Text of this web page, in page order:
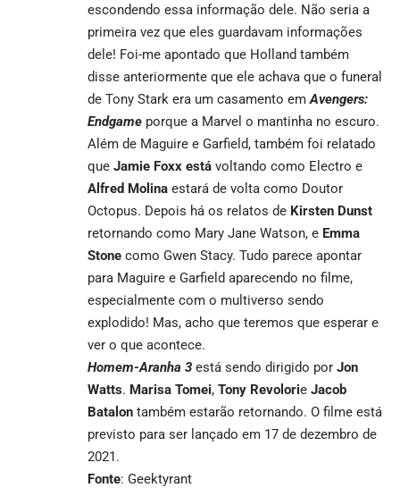
escondendo essa informação dele. Não seria a
primeira vez que eles guardavam informações
dele! Foi-me apontado que Holland também
disse anteriormente que ele achava que o funeral
de Tony Stark era um casamento em Avengers:
Endgame porque a Marvel o mantinha no escuro.
Além de Maguire e Garfield, também foi relatado
que Jamie Foxx está voltando como Electro e
Alfred Molina estará de volta como Doutor
Octopus. Depois há os relatos de Kirsten Dunst
retornando como Mary Jane Watson, e Emma
Stone como Gwen Stacy. Tudo parece apontar
para Maguire e Garfield aparecendo no filme,
especialmente com o multiverso sendo
explodido! Mas, acho que teremos que esperar e
ver o que acontece.
Homem-Aranha 3 está sendo dirigido por Jon
Watts. Marisa Tomei, Tony Revolorie Jacob
Batalon também estarão retornando. O filme está
previsto para ser lançado em 17 de dezembro de
2021.
Fonte: Geektyrant